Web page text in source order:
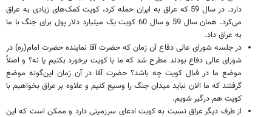
دارد. در سال 59 که عراق به ایران حمله کرد، کویت کمک‌های زیادی به عراق
می‌کرد. همان سال 59 و سال 60 کویت یک میلیارد دلار پول برای جنگ با ما
به عراق داد.
در جلسه شورای عالی دفاع آن زمان که حضرت آقا نماینده حضرت امام(ره) در
شورای عالی دفاع بودند مطرح شد که ما با کویت برخورد بکنیم یا نه؟ و اصلاً
موضع ما در قبال کویت چه باشد؟ حضرت آقا در آن زمان این‌گونه موضع
گرفتند که ما الان نباید میدان جنگ را وسیع کنیم و علاوه بر عراق بخواهیم با
کویت هم درگیر شویم.
از طرف دیگر عراق نسبت به کویت ادعای سرزمینی دارد و ممکن است که این